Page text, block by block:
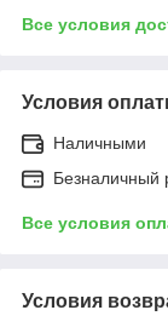
Все условия
Условия
Наличными
Безналичный
Все условия
Условия